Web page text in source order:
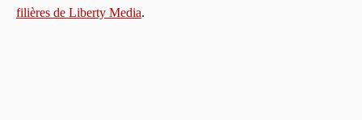
filières de Liberty Media.